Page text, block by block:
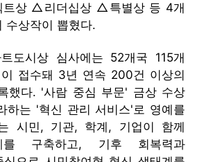
트상 △리더십상 △특별상 등 4개
수상작이 뽑혔다.
도시상 심사에는 52개국 115개
접수돼 3년 연속 200건 이상의
했다. '사람 중심 부문' 금상 수상
하는 '혁신 관리 서비스'로 영예를
시민, 기관, 학계, 기업이 함께
를 구축하고, 기후 회복력과